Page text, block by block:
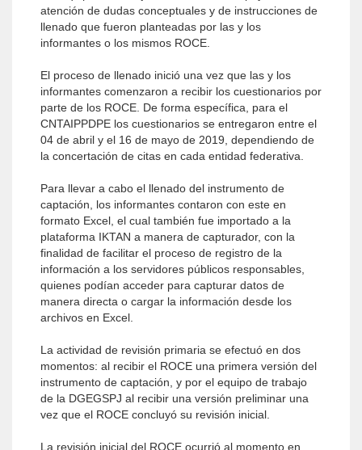
atención de dudas conceptuales y de instrucciones de
llenado que fueron planteadas por las y los
informantes o los mismos ROCE.
El proceso de llenado inició una vez que las y los
informantes comenzaron a recibir los cuestionarios por
parte de los ROCE. De forma específica, para el
CNTAIPPDPE los cuestionarios se entregaron entre el
04 de abril y el 16 de mayo de 2019, dependiendo de
la concertación de citas en cada entidad federativa.
Para llevar a cabo el llenado del instrumento de
captación, los informantes contaron con este en
formato Excel, el cual también fue importado a la
plataforma IKTAN a manera de capturador, con la
finalidad de facilitar el proceso de registro de la
información a los servidores públicos responsables,
quienes podían acceder para capturar datos de
manera directa o cargar la información desde los
archivos en Excel.
La actividad de revisión primaria se efectuó en dos
momentos: al recibir el ROCE una primera versión del
instrumento de captación, y por el equipo de trabajo
de la DGEGSPJ al recibir una versión preliminar una
vez que el ROCE concluyó su revisión inicial.
La revisión inicial del ROCE ocurrió al momento en